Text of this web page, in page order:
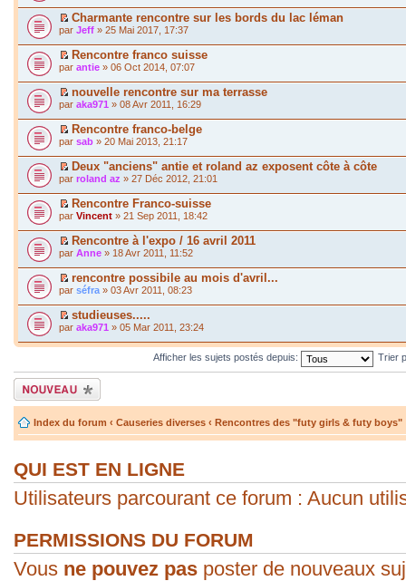
Charmante rencontre sur les bords du lac léman
par Jeff » 25 Mai 2017, 17:37
Rencontre franco suisse
par antie » 06 Oct 2014, 07:07
nouvelle rencontre sur ma terrasse
par aka971 » 08 Avr 2011, 16:29
Rencontre franco-belge
par sab » 20 Mai 2013, 21:17
Deux "anciens" antie et roland az exposent côte à côte
par roland az » 27 Déc 2012, 21:01
Rencontre Franco-suisse
par Vincent » 21 Sep 2011, 18:42
Rencontre à l'expo / 16 avril 2011
par Anne » 18 Avr 2011, 11:52
rencontre possibile au mois d'avril...
par séfra » 03 Avr 2011, 08:23
studieuses.....
par aka971 » 05 Mar 2011, 23:24
Afficher les sujets postés depuis: Trier
Écrire un nouveau
sujet
Index du forum ‹ Causeries diverses ‹ Rencontres des "futy girls & futy boys"
QUI EST EN LIGNE
Utilisateurs parcourant ce forum : Aucun
PERMISSIONS DU FORUM
Vous ne pouvez pas poster de nouveaux